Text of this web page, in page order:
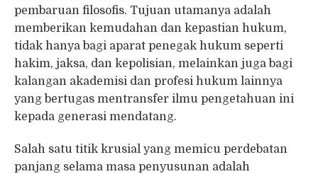
pembaruan filosofis. Tujuan utamanya adalah
memberikan kemudahan dan kepastian hukum,
tidak hanya bagi aparat penegak hukum seperti
hakim, jaksa, dan kepolisian, melainkan juga bagi
kalangan akademisi dan profesi hukum lainnya
yang bertugas mentransfer ilmu pengetahuan ini
kepada generasi mendatang.
Salah satu titik krusial yang memicu perdebatan
panjang selama masa penyusunan adalah